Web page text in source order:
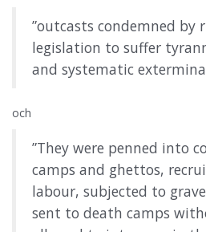
”outcasts condemned by
legislation to suffer
and systematic
och
”They were penned into
camps and ghettos,
labour, subjected to
sent to death camps